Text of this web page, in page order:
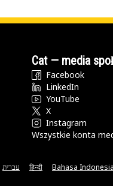
Cat — media
Facebook
LinkedIn
YouTube
X
Instagram
Wszystkie konta
עברית हिन्दी Bahasa Indonesia